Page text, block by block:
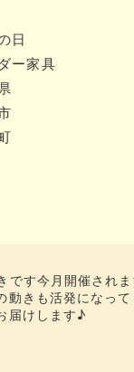
日
ー家具
です今月開催され
きも活発になっ
届けします♪